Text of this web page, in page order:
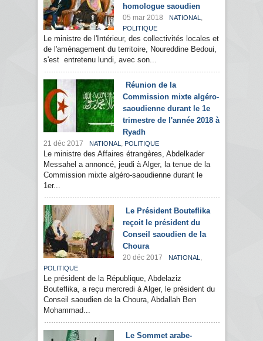
homologue saoudien
05 mar 2018 NATIONAL ,
POLITIQUE
Le ministre de l'Intérieur, des collectivités locales et
de l'aménagement du territoire, Noureddine Bedoui,
s'est entretenu lundi, avec son...
Réunion de la
Commission mixte algéro-
saoudienne durant le 1e
trimestre de l'année 2018 à
Ryadh
21 déc 2017 NATIONAL , POLITIQUE
Le ministre des Affaires étrangères, Abdelkader
Messahel a annoncé, jeudi à Alger, la tenue de la
Commission mixte algéro-saoudienne durant le
1er...
Le Président Bouteflika
reçoit le président du
Conseil saoudien de la
Choura
20 déc 2017 NATIONAL ,
POLITIQUE
Le président de la République, Abdelaziz
Bouteflika, a reçu mercredi à Alger, le président du
Conseil saoudien de la Choura, Abdallah Ben
Mohammad...
Le Sommet arabe-